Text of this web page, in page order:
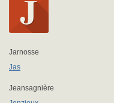
Jarnosse
Jas
Jeansagnière